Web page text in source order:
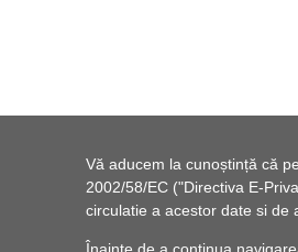
Vă aducem la cunoștință că
2002/58/EC ("Directiva E-
circulatie a acestor date si de